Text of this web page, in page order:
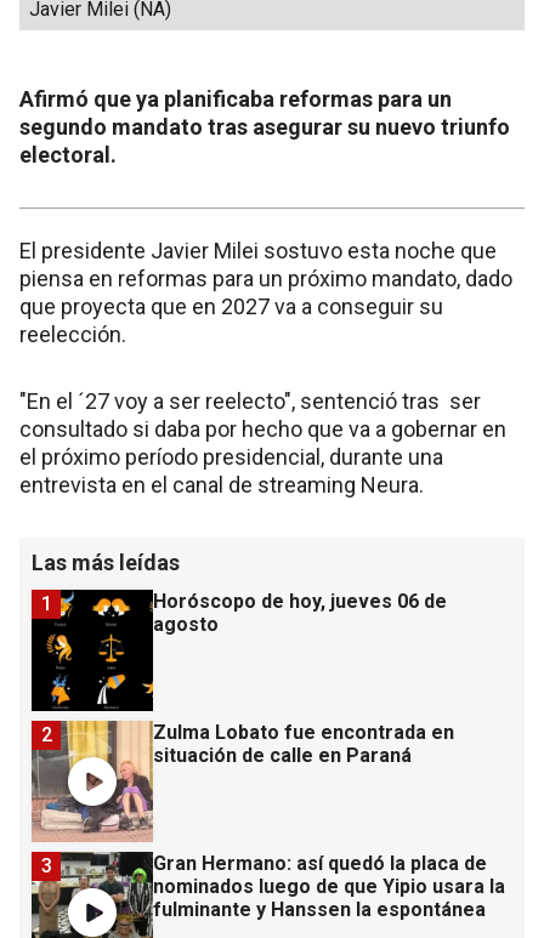
Javier Milei (NA)
Afirmó que ya planificaba reformas para un
segundo mandato tras asegurar su nuevo triunfo
electoral.
El presidente Javier Milei sostuvo esta noche que
piensa en reformas para un próximo mandato, dado
que proyecta que en 2027 va a conseguir su
reelección.
"En el ´27 voy a ser reelecto", sentenció tras ser
consultado si daba por hecho que va a gobernar en
el próximo período presidencial, durante una
entrevista en el canal de streaming Neura.
Las más leídas
Horóscopo de hoy, jueves 06 de
agosto
1
Zulma Lobato fue encontrada en
situación de calle en Paraná
2
Gran Hermano: así quedó la placa de
nominados luego de que Yipio usara la
fulminante y Hanssen la espontánea
3